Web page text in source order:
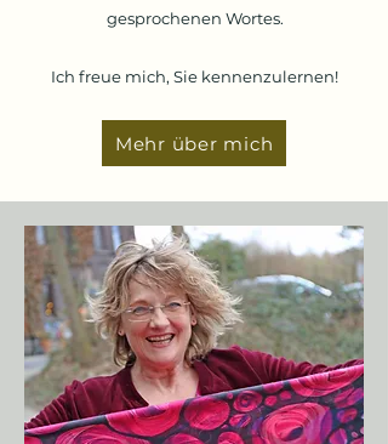
gesprochenen Wortes.
Ich freue mich, Sie kennenzulernen!
Mehr über mich